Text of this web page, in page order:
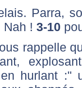
Parra,
Nah ! 3-10
rappelle
hurlant :"